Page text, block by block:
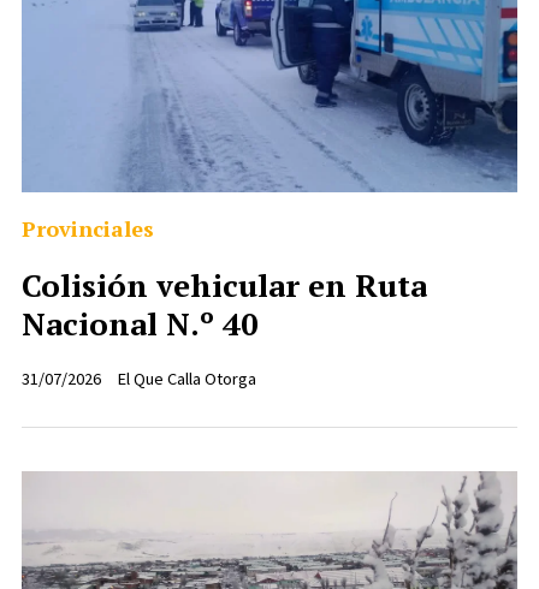
Colisión vehicular en Ruta
Nacional N.º 40
El Que Calla Otorga
Provinciales
31/07/2026